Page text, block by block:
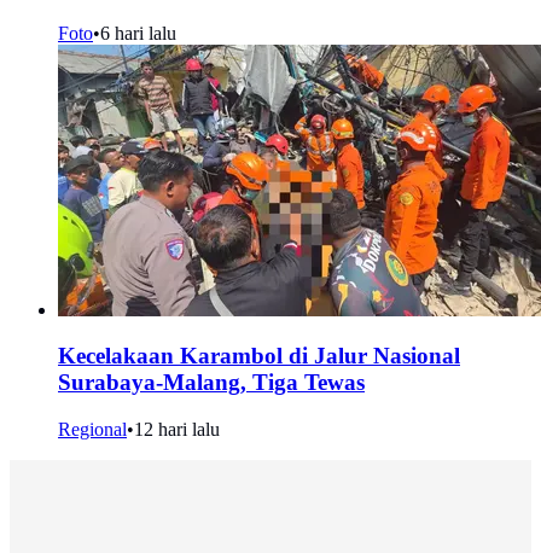
Foto•6 hari lalu
Kecelakaan Karambol di Jalur Nasional
Surabaya-Malang, Tiga Tewas
Regional•12 hari lalu